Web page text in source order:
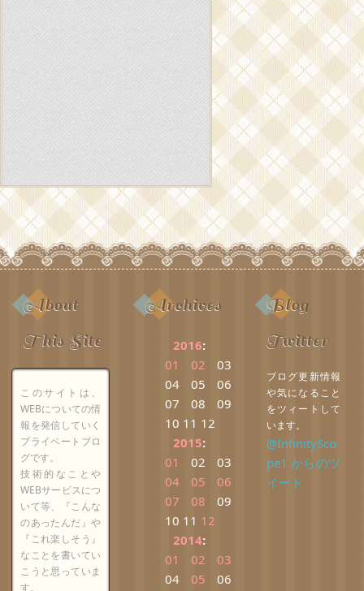
About
This Site
このサイトは、
WEBについての情
報を発信していく
プライベートブロ
グです。
技術的なことや
WEBサービスにつ
いて等、『こんな
のあったんだ』や
『これ楽しそう』
なことを書いてい
こうと思っていま
す。
Archives
2016:
01
02
03
04
05
06
07
08
09
10 11 12
2015:
01
02
03
04
05
06
07
08
09
10 11 12
2014:
01
02
03
04
05
06
Blog
Twitter
ブログ更新情報
や気になること
をツィートして
います。
@InfinitySco
pe1 からのツ
イート